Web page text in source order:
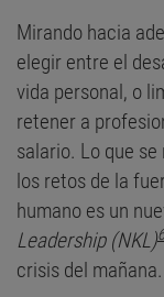
Mirando hacia
elegir entre el
vida personal, o
retener a
salario. Lo que
los retos de la
humano es un
Leadership (NKL)6
crisis del mañana.